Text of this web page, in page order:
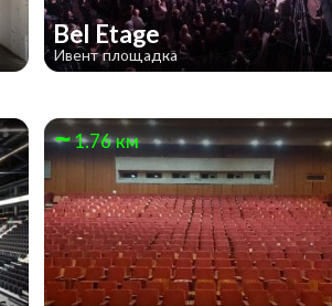
Bel Etage
Ивент площадка
1.76 км